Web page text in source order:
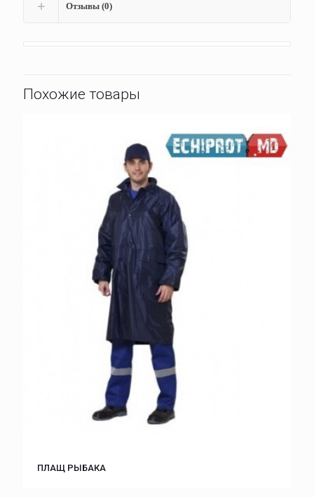
Отзывы (0)
Похожие товары
ПЛАЩ РЫБАКА